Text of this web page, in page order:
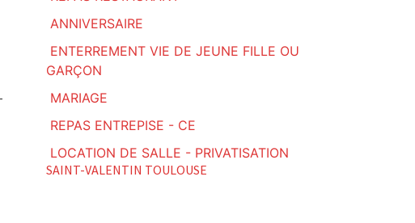
ANNIVERSAIRE
ENTERREMENT VIE DE JEUNE FILLE OU
GARÇON
MARIAGE
REPAS ENTREPISE - CE
LOCATION DE SALLE - PRIVATISATION
SAINT-VALENTIN TOULOUSE